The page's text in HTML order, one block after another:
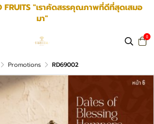
FRUITS "เราคัดสรรคุณภาพที่ดีที่สุดเสมอ
มา"
0
Promotions RD69002